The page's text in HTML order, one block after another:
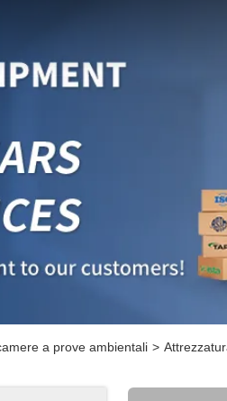
a prove ambientali >